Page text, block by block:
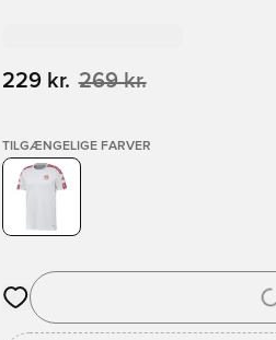
229 kr. 269 kr.
TILGÆNGELIGE FARVER
Åbner en Modal til at logge ind